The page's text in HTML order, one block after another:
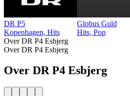
DR P5
Kopenhagen, Hits
Globus Guld
Hits, Pop
Over DR P4 Esbjerg
Over DR P4 Esbjerg
Over DR P4 Esbjerg